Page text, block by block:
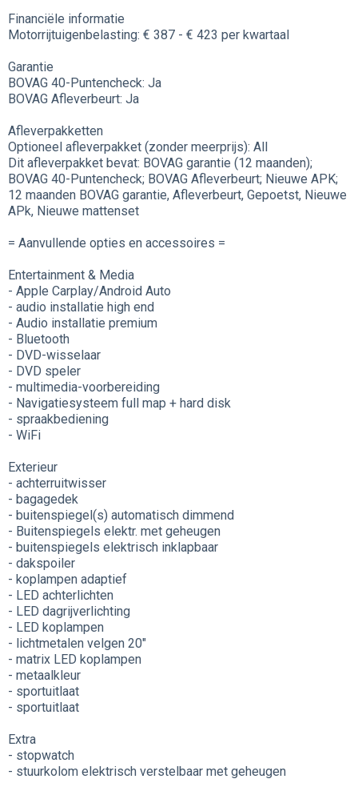
Financiële informatie
Motorrijtuigenbelasting: € 387 - € 423 per kwartaal
Garantie
BOVAG 40-Puntencheck: Ja
BOVAG Afleverbeurt: Ja
Afleverpakketten
Optioneel afleverpakket (zonder meerprijs): All
Dit afleverpakket bevat: BOVAG garantie (12 maanden);
BOVAG 40-Puntencheck; BOVAG Afleverbeurt; Nieuwe APK;
12 maanden BOVAG garantie, Afleverbeurt, Gepoetst, Nieuwe
APk, Nieuwe mattenset
= Aanvullende opties en accessoires =
Entertainment & Media
- Apple Carplay/Android Auto
- audio installatie high end
- Audio installatie premium
- Bluetooth
- DVD-wisselaar
- DVD speler
- multimedia-voorbereiding
- Navigatiesysteem full map + hard disk
- spraakbediening
- WiFi
Exterieur
- achterruitwisser
- bagagedek
- buitenspiegel(s) automatisch dimmend
- Buitenspiegels elektr. met geheugen
- buitenspiegels elektrisch inklapbaar
- dakspoiler
- koplampen adaptief
- LED achterlichten
- LED dagrijverlichting
- LED koplampen
- lichtmetalen velgen 20"
- matrix LED koplampen
- metaalkleur
- sportuitlaat
- sportuitlaat
Extra
- stopwatch
- stuurkolom elektrisch verstelbaar met geheugen